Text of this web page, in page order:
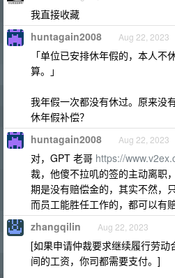
我直接收藏
huntagain2008 Aug 22, 2023
「单位已安排休年假的，本人
算。」
我年假一次都没有休过。原来没
休年假补偿？
huntagain2008 Aug 22, 2023
对，GPT 老哥 https://
裁，他傻不拉叽的签的主动离职
期是没有赔偿金的，其实不然，
而员工能胜任工作的，都可以有
zhangqilin Aug 22, 2023
[如果申请仲裁要求继续履行劳动
间的工资，你司都需要支付。]